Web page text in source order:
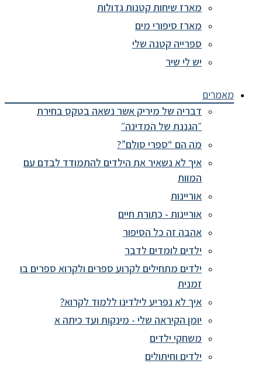
מארז שיחות קטנות גדולות
מארז סיפורי מים
ספרייה קטנה שלי
יש לי שיר
מאמרים
דבריה של מיריק אשר נשאה בטקס בחירת
״הגננת של המדינה״
מה הם “ספרי סולם”?
איך לא נשאיר את הילדים להתמודד לבדם עם
המוות
אוריינות
אוריינות - כתורת חיים
אהבה זה כל הסיפור
ילדים לומדים לדבר
ילדים מתחילים לקרוע ספרים ולקרוא ספרים בו
זמנית
איך לא נפריע לילדינו ללמוד לקרוא?
יומן הקיראה שלי - מינקות ועד כיתה א
משחקי ילדים
ילדים וחיתולים